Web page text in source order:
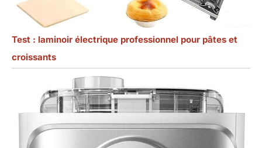
Test : laminoir électrique professionnel pour pâtes et
croissants